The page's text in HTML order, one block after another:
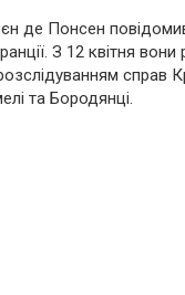
де Понсен
З 12 квітня
справ
та Бородянці.